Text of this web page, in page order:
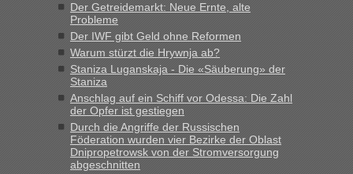
MHG1023 inBerichte und Reisetipps • Re: Mit dem Zug in
die Ukraine
„Man sollte aber explizit dazu schreiben, daß es ein Zug von
LeoExpress ist - und nur auf deren Webseite kann man die
Fahrkarten kaufen. Zumindest ist es die erste Umsteigefreie
Verbindung von Deutschland...“
Recht, Visa und Dokumente • Re: Deklaration
Der Getreidemarkt: Neue Ernte, alte
Probleme
Der IWF gibt Geld ohne Reformen
Warum stürzt die Hrywnja ab?
Staniza Luganskaja - Die «Säuberung» der
Staniza
Anschlag auf ein Schiff vor Odessa: Die Zahl
der Opfer ist gestiegen
Durch die Angriffe der Russischen
Föderation wurden vier Bezirke der Oblast
Dnipropetrowsk von der Stromversorgung
abgeschnitten